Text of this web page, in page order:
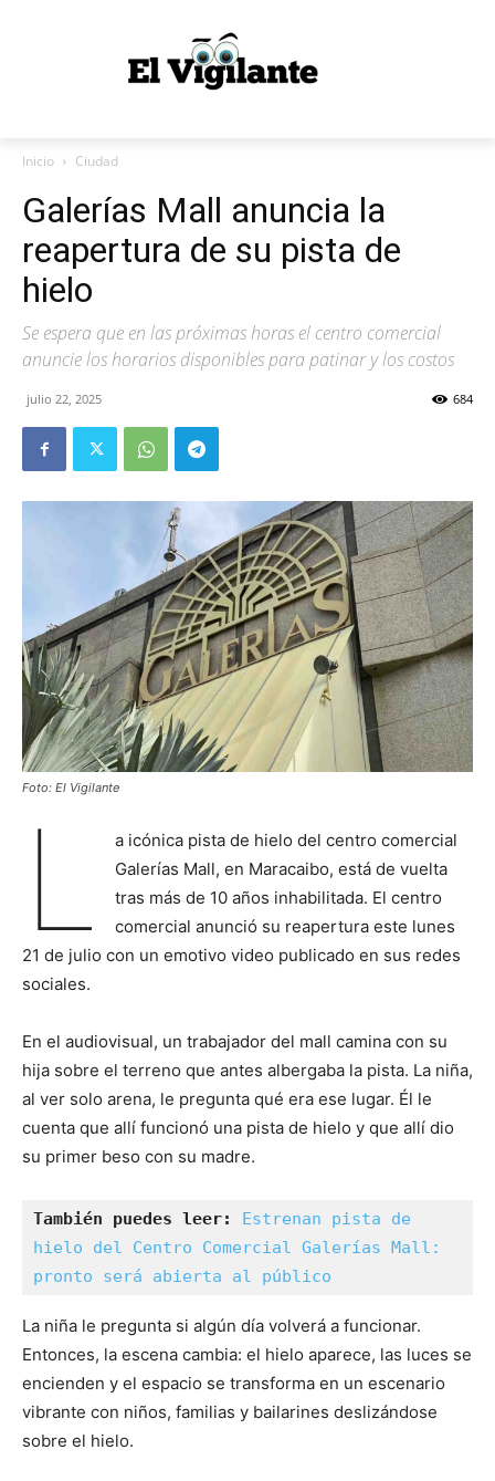
Inicio Ciudad
Galerías Mall anuncia la
reapertura de su pista de
hielo
Se espera que en las próximas horas el centro comercial
anuncie los horarios disponibles para patinar y los costos
julio 22, 2025 684
Foto: El Vigilante
L
a icónica pista de hielo del centro comercial
Galerías Mall, en Maracaibo, está de vuelta
tras más de 10 años inhabilitada. El centro
comercial anunció su reapertura este lunes
21 de julio con un emotivo video publicado en sus redes
sociales.
En el audiovisual, un trabajador del mall camina con su
hija sobre el terreno que antes albergaba la pista. La niña,
al ver solo arena, le pregunta qué era ese lugar. Él le
cuenta que allí funcionó una pista de hielo y que allí dio
su primer beso con su madre.
También puedes leer:
Estrenan pista de
hielo del Centro Comercial Galerías Mall:
pronto será abierta al público
La niña le pregunta si algún día volverá a funcionar.
Entonces, la escena cambia: el hielo aparece, las luces se
encienden y el espacio se transforma en un escenario
vibrante con niños, familias y bailarines deslizándose
sobre el hielo.